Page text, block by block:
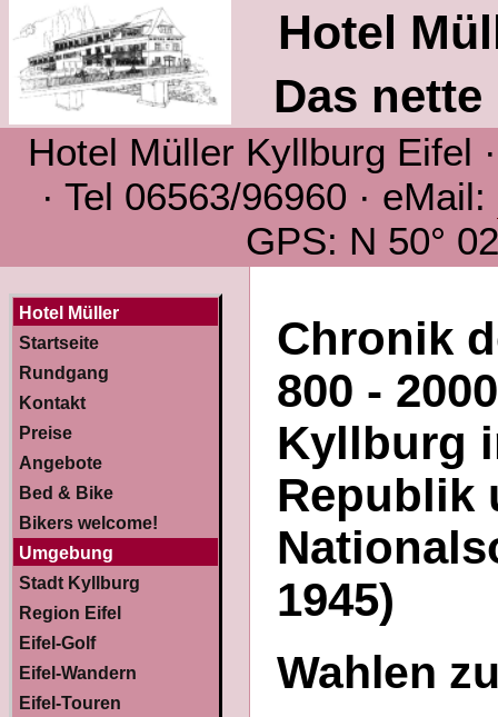
Hotel
Das
Hotel Müller Kyllburg Eifel
· Tel 06563/96960 · eMail:
GPS: N 50°
Hotel Müller
Startseite
Rundgang
Kontakt
Preise
Angebote
Bed & Bike
Bikers welcome!
Umgebung
Stadt Kyllburg
Region Eifel
Eifel-Golf
Eifel-Wandern
Eifel-Touren
Chronik
800 - 2000
Kyllburg
Republik
1945)
Wahlen